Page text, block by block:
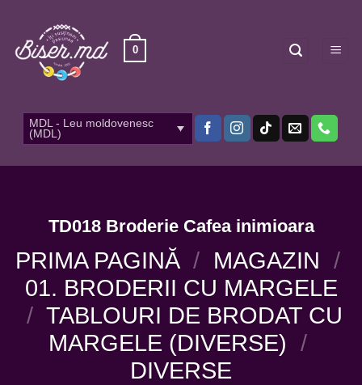
content
0
MDL - Leu moldovenesc
(MDL)
TD018 Broderie Cafea inimioara
PRIMA PAGINĂ / MAGAZIN /
01. BRODERII CU MARGELE
/ TABLOURI DE BRODAT CU
MARGELE (DIVERSE) /
DIVERSE